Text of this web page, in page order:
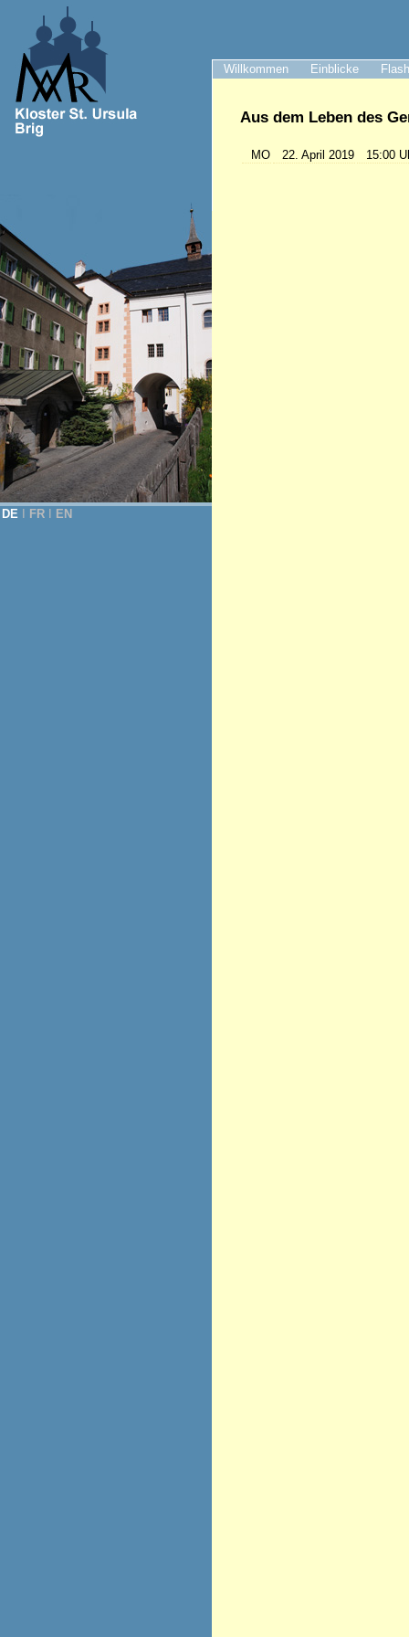
Willkommen Einblicke
DE FR EN
Aus dem Leben des
MO 22. April 2019 15:00